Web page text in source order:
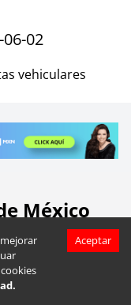
Aceptar
02
vehiculares
México